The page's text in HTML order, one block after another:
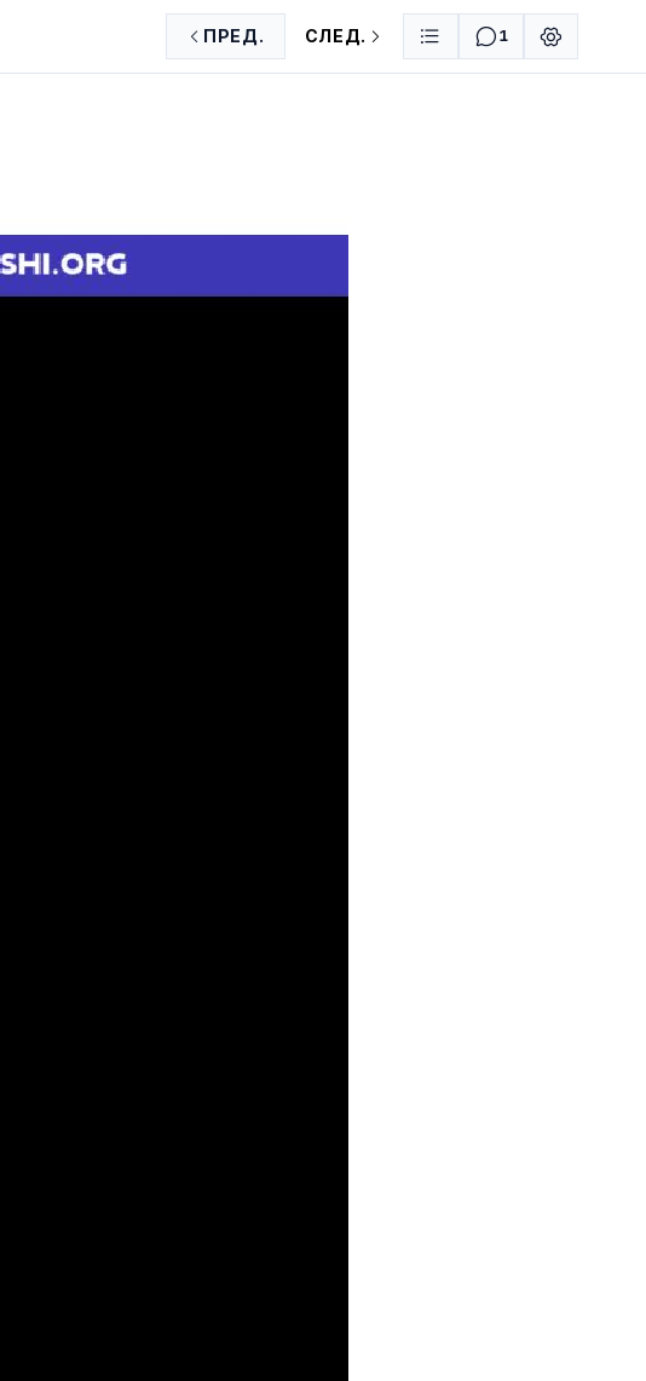
ПРЕД. СЛЕД. 1